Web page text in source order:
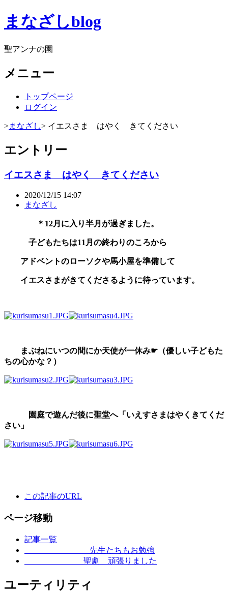
まなざしblog
聖アンナの園
メニュー
トップページ
ログイン
>まなざし> イエスさま はやく きてください
エントリー
イエスさま はやく きてください
2020/12/15 14:07
まなざし
＊12月に入り半月が過ぎました。
子どもたちは11月の終わりのころから
アドベントのローソクや馬小屋を準備して
イエスさまがきてくださるように待っています。
まぶねにいつの間にか天使が一休み☛（優しい子どもた
ちの心かな？）
園庭で遊んだ後に聖堂へ「いえすさまはやくきてくだ
さい」
この記事のURL
ページ移動
記事一覧
先生たちもお勉強
聖劇 頑張りました
ユーティリティ